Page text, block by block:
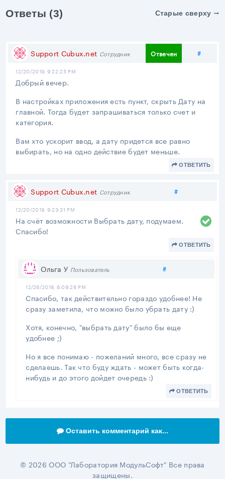
Ответы (3) Старые сверху
Support Cubux.net Сотрудник Отвечен #
12/20/2019, 9:22:25 PM
Добрый вечер.
В настройках приложения есть пункт, скрыть Дату на
главной. Тогда будет запрашиваться только счет и
категория.
Вам хто ускорит ввод, а дату придется все равно
выбирать, но на одно действие будет меньше.
ОТВЕТИТЬ
Support Cubux.net Сотрудник #Поделиться
12/20/2019, 9:23:31 PM
На счёт возможности Выбрать дату, подумаем.
Спасибо!
ОТВЕТИТЬ
Ольга У Пользователь #Поделиться
12/26/2019, 6:09:26 PM
Спасибо, так действительно гораздо удобнее! Не
сразу заметила, что можно было убрать дату :)
Хотя, конечно, "выбрать дату" было бы еще
удобнее ;)
Но я все понимаю - пожеланий много, все сразу не
сделаешь. Так что буду ждать - может быть когда-
нибудь и до этого дойдет очередь :)
ОТВЕТИТЬ
Оставить комментарий как...
© 2026 ООО "Лаборатория МодульСофт" Все права
защищены.